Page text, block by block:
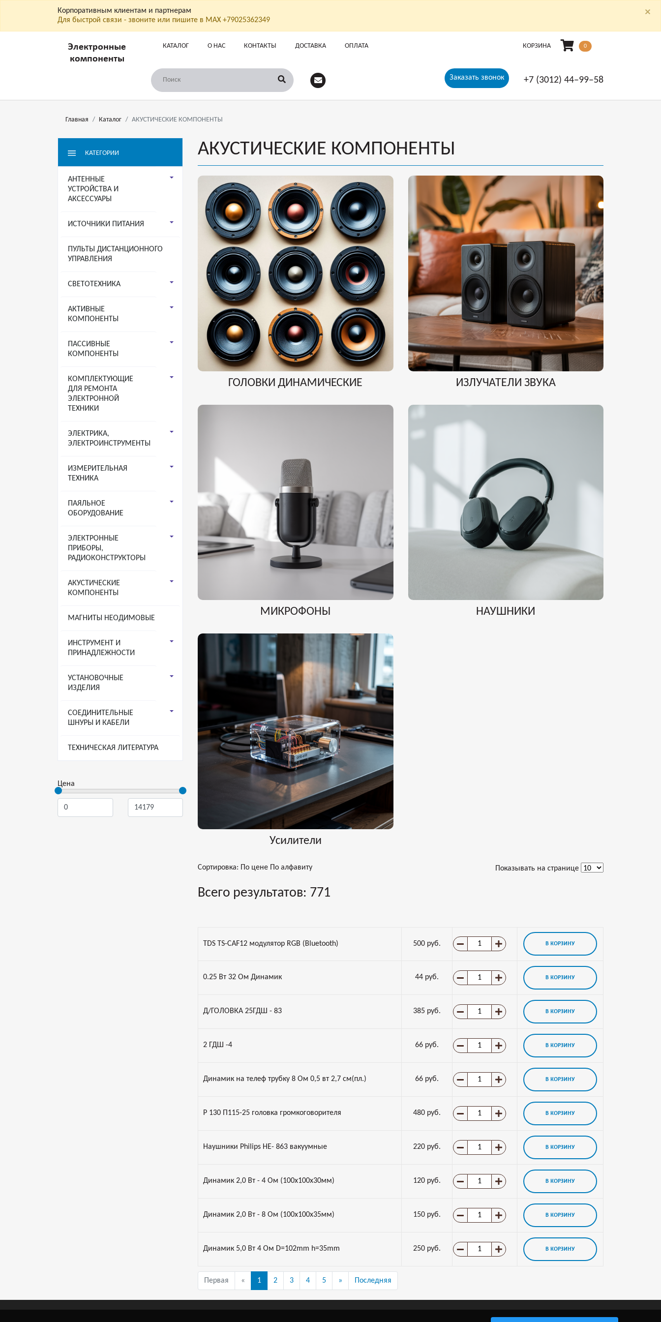
Корпоративным клиентам и партнерам
Для быстрой связи - звоните или пишите в МАХ +79025362349
×
Электронные
компоненты
КАТАЛОГ О НАС КОНТАКТЫ ДОСТАВКА ОПЛАТА КОРЗИНА 0
Заказать звонок +7 (3012) 44‒99‒58
Главная Каталог АКУСТИЧЕСКИЕ КОМПОНЕНТЫ
КАТЕГОРИИ
АНТЕННЫЕ
УСТРОЙСТВА И
АКСЕССУАРЫ
ИСТОЧНИКИ ПИТАНИЯ
ПУЛЬТЫ ДИСТАНЦИОННОГО
УПРАВЛЕНИЯ
СВЕТОТЕХНИКА
АКТИВНЫЕ
КОМПОНЕНТЫ
ПАССИВНЫЕ
КОМПОНЕНТЫ
КОМПЛЕКТУЮЩИЕ
ДЛЯ РЕМОНТА
ЭЛЕКТРОННОЙ
ТЕХНИКИ
ЭЛЕКТРИКА,
ЭЛЕКТРОИНСТРУМЕНТЫ
ИЗМЕРИТЕЛЬНАЯ
ТЕХНИКА
ПАЯЛЬНОЕ
ОБОРУДОВАНИЕ
ЭЛЕКТРОННЫЕ
ПРИБОРЫ,
РАДИОКОНСТРУКТОРЫ
АКУСТИЧЕСКИЕ
КОМПОНЕНТЫ
МАГНИТЫ НЕОДИМОВЫЕ
ИНСТРУМЕНТ И
ПРИНАДЛЕЖНОСТИ
УСТАНОВОЧНЫЕ
ИЗДЕЛИЯ
СОЕДИНИТЕЛЬНЫЕ
ШНУРЫ И КАБЕЛИ
ТЕХНИЧЕСКАЯ ЛИТЕРАТУРА
Цена
АКУСТИЧЕСКИЕ КОМПОНЕНТЫ
ГОЛОВКИ ДИНАМИЧЕСКИЕ ИЗЛУЧАТЕЛИ ЗВУКА
МИКРОФОНЫ НАУШНИКИ
Усилители
Сортировка: По цене По алфавиту Показывать на странице
Всего результатов: 771
TDS TS-CAF12 модулятор RGB (Bluetooth) 500 руб. В КОРЗИНУ
0.25 Вт 32 Ом Динамик 44 руб. В КОРЗИНУ
Д/ГОЛОВКА 25ГДШ - 83 385 руб. В КОРЗИНУ
2 ГДШ -4 66 руб. В КОРЗИНУ
Динамик на телеф трубку 8 Ом 0,5 вт 2,7 см(пл.) 66 руб. В КОРЗИНУ
Р 130 П115-25 головка громкоговорителя 480 руб. В КОРЗИНУ
Наушники Philips HE- 863 вакуумные 220 руб. В КОРЗИНУ
Динамик 2,0 Вт - 4 Ом (100х100х30мм) 120 руб. В КОРЗИНУ
Динамик 2,0 Вт - 8 Ом (100х100х35мм) 150 руб. В КОРЗИНУ
Динамик 5,0 Вт 4 Ом D=102mm h=35mm 250 руб. В КОРЗИНУ
Первая « 1 2 3 4 5 » Последняя